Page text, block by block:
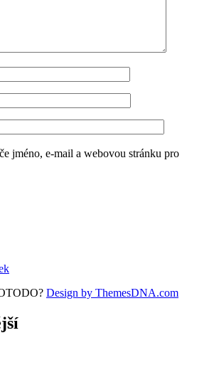
jméno, e-mail a webovou stránku pro
Design by ThemesDNA.com